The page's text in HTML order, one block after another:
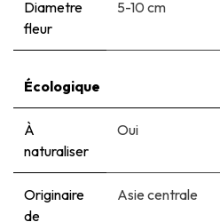
Diametre
fleur
5-10 cm
Écologique
À
naturaliser
Oui
Originaire
de
Asie centrale